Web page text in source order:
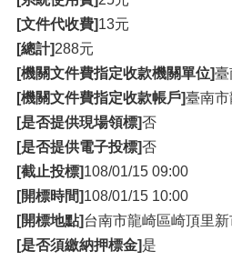
[文件代收費]13元
[總計]288元
[機關文件費指定收款機關單位]臺
[機關文件費指定收款帳戶]臺南
[是否提供現場領標]否
[是否提供電子投標]否
[截止投標]108/01/15 09:00
[開標時間]108/01/15 10:00
[開標地點]台南市龍崎區崎頂里
[是否須繳納押標金]是